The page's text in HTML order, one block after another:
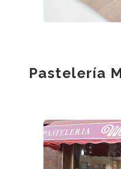
Pastelería